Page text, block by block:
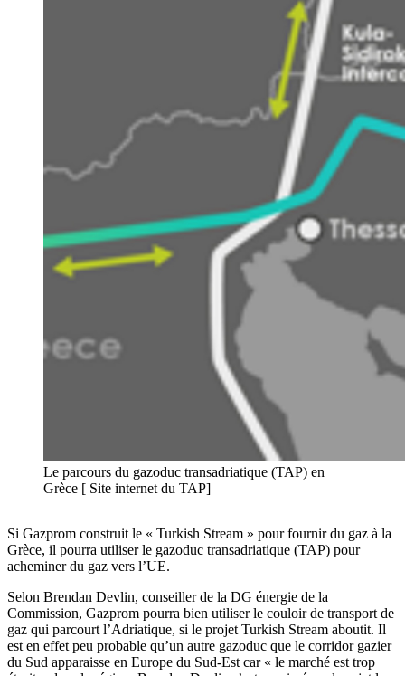
Le parcours du gazoduc transadriatique (TAP) en
Grèce [ Site internet du TAP]
Si Gazprom construit le « Turkish Stream » pour fournir du gaz à la
Grèce, il pourra utiliser le gazoduc transadriatique (TAP) pour
acheminer du gaz vers l’UE.
Selon Brendan Devlin, conseiller de la DG énergie de la
Commission, Gazprom pourra bien utiliser le couloir de transport de
gaz qui parcourt l’Adriatique, si le projet Turkish Stream aboutit. Il
est en effet peu probable qu’un autre gazoduc que le corridor gazier
du Sud apparaisse en Europe du Sud-Est car « le marché est trop